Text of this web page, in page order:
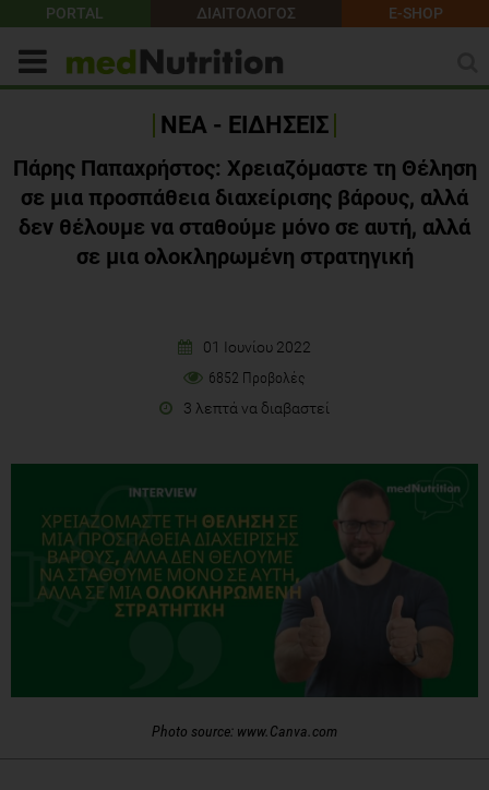
PORTAL ΔΙΑΙΤΟΛΟΓΟΣ E-SHOP
ΝΕΑ - ΕΙΔΗΣΕΙΣ
Πάρης Παπαχρήστος: Χρειαζόμαστε τη Θέληση
σε μια προσπάθεια διαχείρισης βάρους, αλλά
δεν θέλουμε να σταθούμε μόνο σε αυτή, αλλά
σε μια ολοκληρωμένη στρατηγική
01 Ιουνίου 2022
6852 Προβολές
3 λεπτά να διαβαστεί
Photo source: www.Canva.com